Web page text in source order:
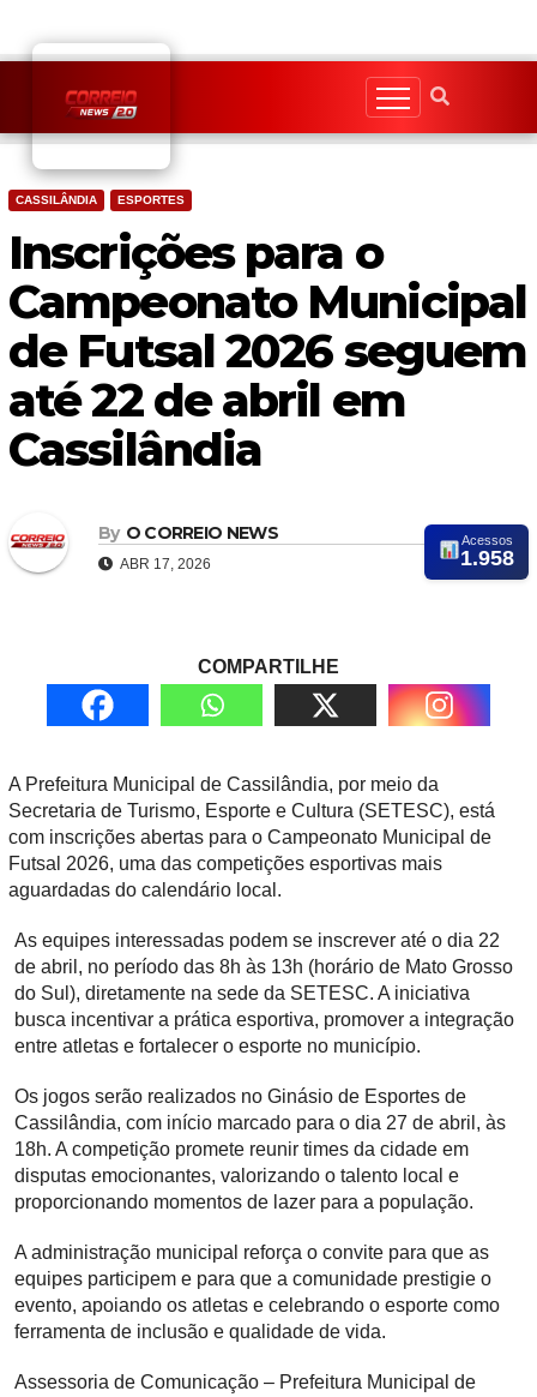
content
CASSILÂNDIA ESPORTES
Inscrições para o
Campeonato Municipal
de Futsal 2026 seguem
até 22 de abril em
Cassilândia
By O CORREIO NEWS
ABR 17, 2026
Acessos
1.958
COMPARTILHE
A Prefeitura Municipal de Cassilândia, por meio da
Secretaria de Turismo, Esporte e Cultura (SETESC), está
com inscrições abertas para o Campeonato Municipal de
Futsal 2026, uma das competições esportivas mais
aguardadas do calendário local.
As equipes interessadas podem se inscrever até o dia 22
de abril, no período das 8h às 13h (horário de Mato Grosso
do Sul), diretamente na sede da SETESC. A iniciativa
busca incentivar a prática esportiva, promover a integração
entre atletas e fortalecer o esporte no município.
Os jogos serão realizados no Ginásio de Esportes de
Cassilândia, com início marcado para o dia 27 de abril, às
18h. A competição promete reunir times da cidade em
disputas emocionantes, valorizando o talento local e
proporcionando momentos de lazer para a população.
A administração municipal reforça o convite para que as
equipes participem e para que a comunidade prestigie o
evento, apoiando os atletas e celebrando o esporte como
ferramenta de inclusão e qualidade de vida.
Assessoria de Comunicação – Prefeitura Municipal de